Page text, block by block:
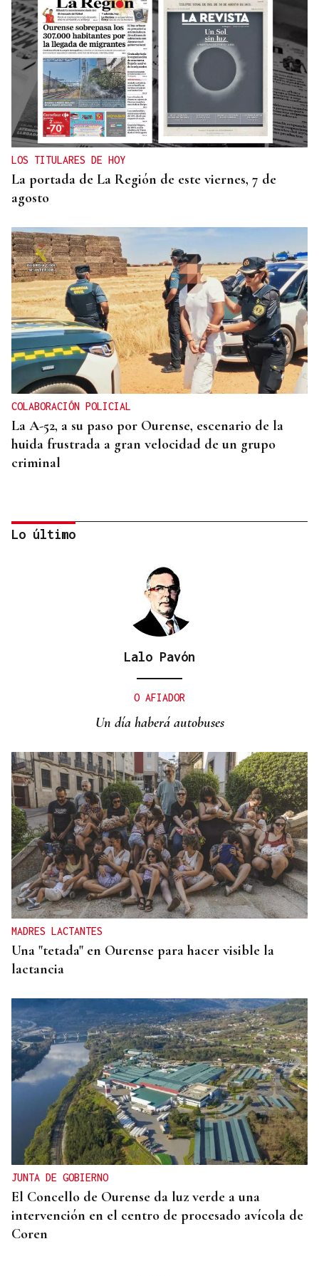
LOS TITULARES DE HOY
La portada de La Región de este viernes, 7 de
agosto
COLABORACIÓN POLICIAL
La A-52, a su paso por Ourense, escenario de la
huida frustrada a gran velocidad de un grupo
criminal
Ourense alcanza los 307.119 habitantes y marca su
Lo último
Lalo Pavón
O AFIADOR
Un día haberá autobuses
MADRES LACTANTES
Una "tetada" en Ourense para hacer visible la
lactancia
JUNTA DE GOBIERNO
El Concello de Ourense da luz verde a una
intervención en el centro de procesado avícola de
Coren